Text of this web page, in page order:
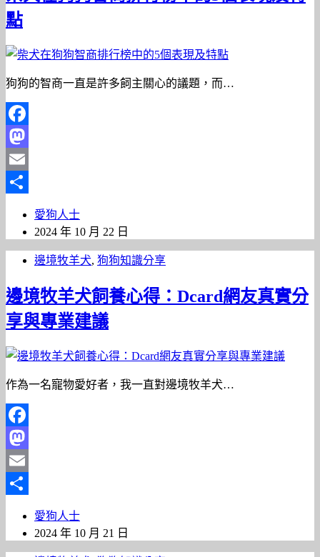
點
狗狗的智商一直是許多飼主關心的議題，而…
Facebook
Mastodon
Email
愛狗人士
2024 年 10 月 22 日
邊境牧羊犬, 狗狗知識分享
邊境牧羊犬飼養心得：Dcard網友真實分
享與專業建議
作為一名寵物愛好者，我一直對邊境牧羊犬…
Facebook
Mastodon
Email
愛狗人士
2024 年 10 月 21 日